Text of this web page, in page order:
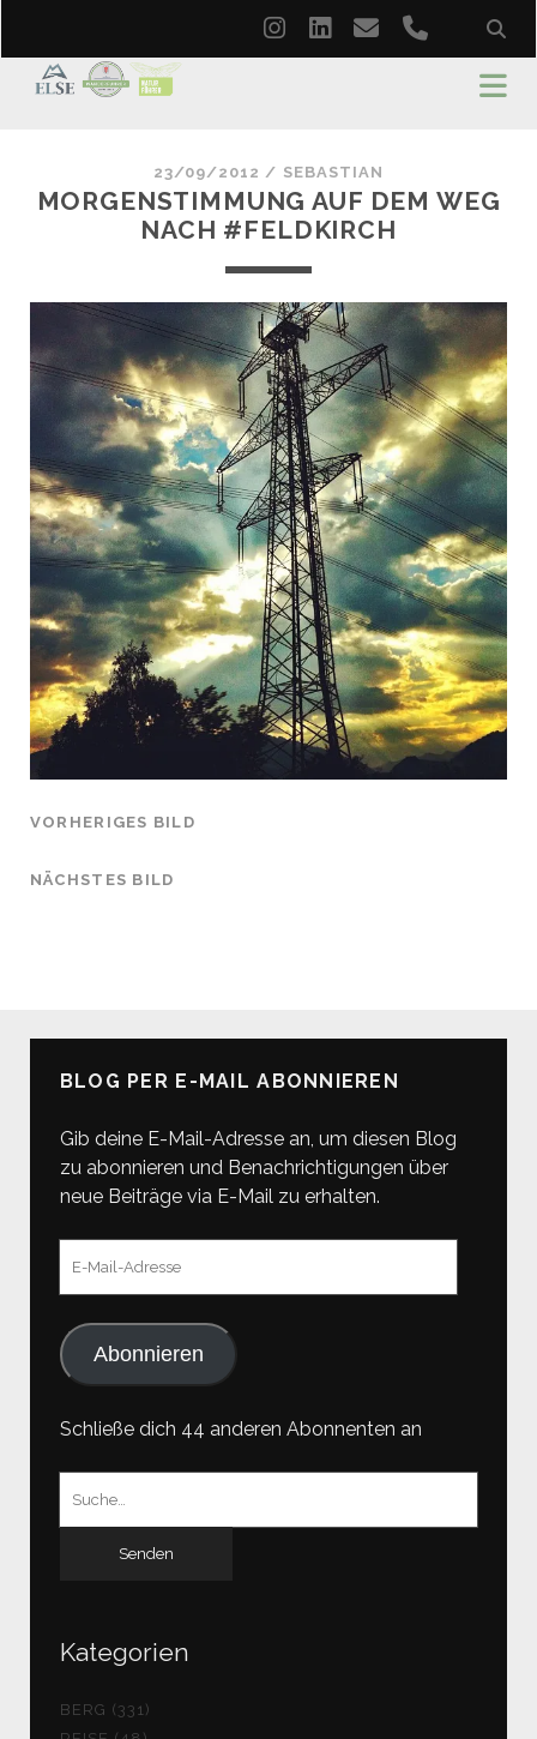
instagram
linkedin
emailphone
23/09/2012 / SEBASTIAN
MORGENSTIMMUNG AUF DEM WEG
NACH #FELDKIRCH
VORHERIGES BILD
NÄCHSTES BILD
BLOG PER E-MAIL ABONNIEREN
Gib deine E-Mail-Adresse an, um diesen Blog
zu abonnieren und Benachrichtigungen über
neue Beiträge via E-Mail zu erhalten.
Abonnieren
Schließe dich 44 anderen Abonnenten an
Kategorien
BERG (331)